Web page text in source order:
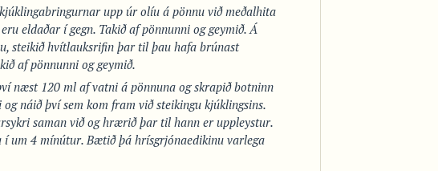
upp úr olíu á pönnu við meðalhita
eldaðar í gegn. Takið af pönnunni og geymið. Á
steikið hvítlauksrifin þar til þau hafa brúnast
af pönnunni og geymið.
næst 120 ml af vatni á pönnuna og skrapið botninn
náið því sem kom fram við steikingu kjúklingsins.
saman við og hrærið þar til hann er uppleystur.
í um 4 mínútur. Bætið þá hrísgrjónaedikinu varlega